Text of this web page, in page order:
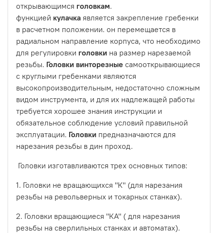
открывающимся головкам.
функцией кулачка является закрепление гребенки
в расчетном положении. он перемещается в
радиальном направление корпуса, что необходимо
для регулировки головки на размер нарезаемой
резьбы. Головки винторезные самооткрывающиеся
с круглыми гребенками являются
высокопроизводительным, недостаточно сложным
видом инструмента, и для их надлежащей работы
требуется хорошее знания инструкции и
обязательное соблюдение условий правильной
эксплуатации. Головки предназначаются для
нарезания резьбы в дин проход.
Головки изготавливаются трех основных типов:
1. Головки не вращающихся "К" (для нарезания
резьбы на револьверных и токарных станках).
2. Головки вращающиеся "КА" ( для нарезания
резьбы на сверлильных станках и автоматах).